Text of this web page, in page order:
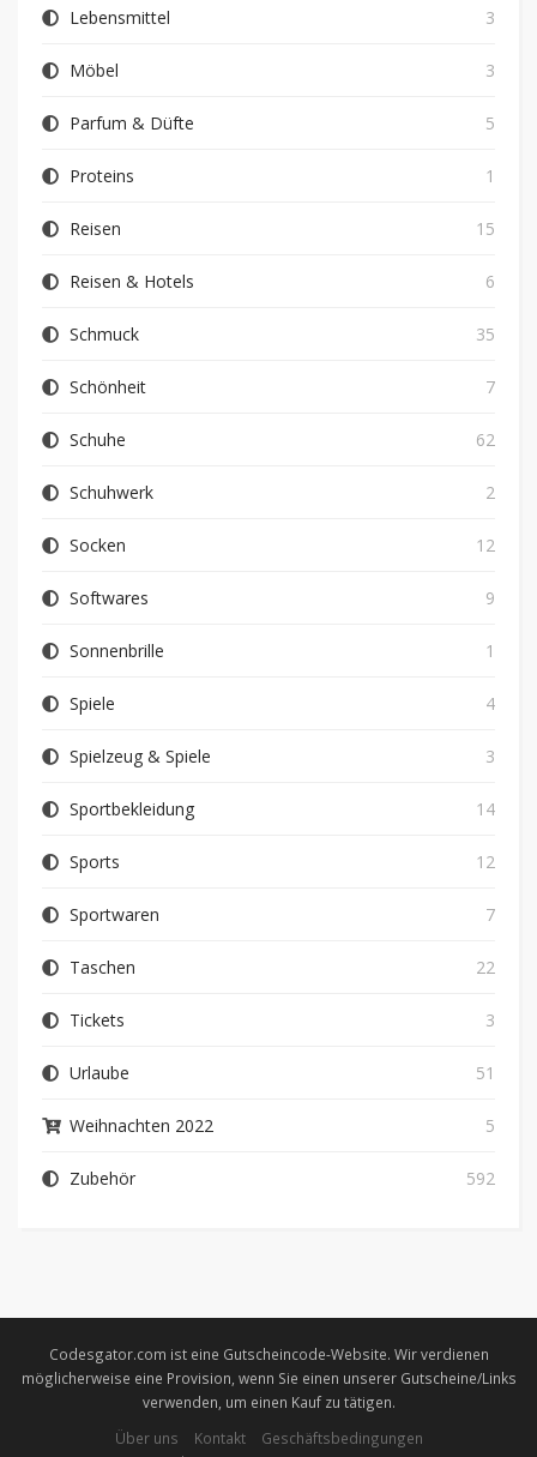
Lebensmittel 3
Möbel 3
Parfum & Düfte 5
Proteins 1
Reisen 15
Reisen & Hotels 6
Schmuck 35
Schönheit 7
Schuhe 62
Schuhwerk 2
Socken 12
Softwares 9
Sonnenbrille 1
Spiele 4
Spielzeug & Spiele 3
Sportbekleidung 14
Sports 12
Sportwaren 7
Taschen 22
Tickets 3
Urlaube 51
Weihnachten 2022 5
Zubehör 592
Codesgator.com ist eine Gutscheincode-Website. Wir verdienen
möglicherweise eine Provision, wenn Sie einen unserer Gutscheine/Links
verwenden, um einen Kauf zu tätigen.
Über uns
Kontakt
Geschäftsbedingungen